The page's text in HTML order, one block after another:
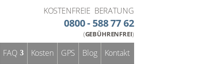
KOSTENFREIE BERATUNG
0800 - 588 77 62
(GEBÜHRENFREI)
FAQ Kos­ten GPS Blog Kon­takt